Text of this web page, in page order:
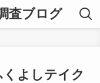
査ブログ
くよしテイク